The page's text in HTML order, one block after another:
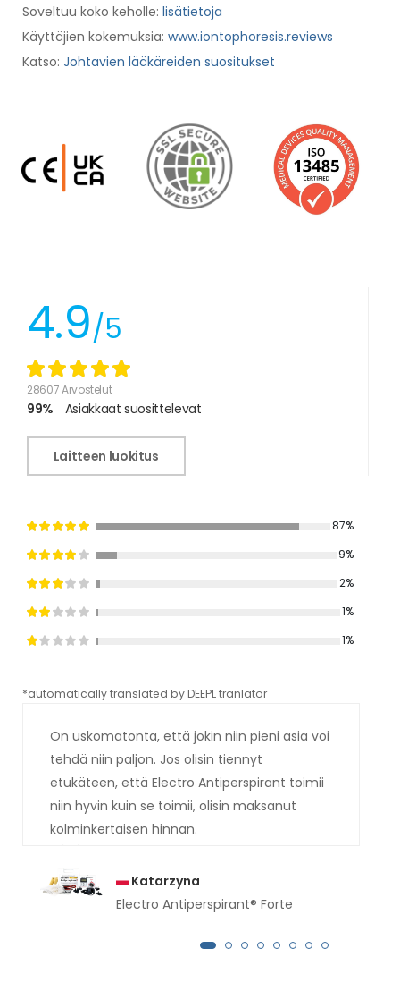
Soveltuu koko keholle: lisätietoja
Käyttäjien kokemuksia: www.iontophoresis.reviews
Katso: Johtavien lääkäreiden suositukset
4.9/5
28607 Arvostelut
99% Asiakkaat suosittelevat
Laitteen luokitus
87%
9%
2%
1%
1%
*automatically translated by DEEPL tranlator
On uskomatonta, että jokin niin pieni asia voi
tehdä niin paljon. Jos olisin tiennyt
etukäteen, että Electro Antiperspirant toimii
niin hyvin kuin se toimii, olisin maksanut
kolminkertaisen hinnan.
Katarzyna
Electro Antiperspirant® Forte